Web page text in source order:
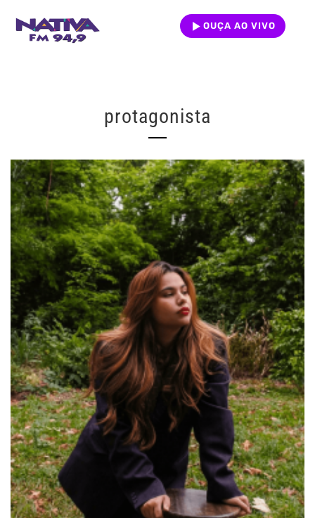
OUÇA AO VIVO
protagonista